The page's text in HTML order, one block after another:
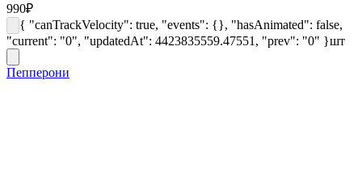
990₽
{ "canTrackVelocity": true, "events": {}, "hasAnimated": false,
"current": "0", "updatedAt": 4423835559.47551, "prev": "0" }шт
Пепперони